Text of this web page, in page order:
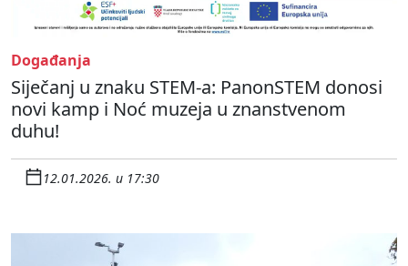
Događanja
Siječanj u znaku STEM-a: PanonSTEM donosi
novi kamp i Noć muzeja u znanstvenom
duhu!
12.01.2026. u 17:30